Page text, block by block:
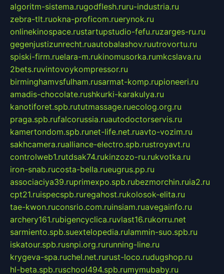
algoritm-sistema.rugodflesh.ruru-industria.ru
zebra-tlt.ruokna-proficom.ruerynok.ru
onlinekinospace.rustartupstudio-fefu.ruzarges-ru.ru
gegenjustizunrecht.ruautobalashov.ruutrovortu.ru
spiski-firm.ruelara-m.rukinomusorka.rumkcslava.ru
2bets.ruvintovoykompressor.ru
birminghamvsfulham.rusarmat-komp.rupioneeri.ru
amadis-chocolate.rushkurki-karakulya.ru
kanotiforet.spb.rututmassage.ruecolog.org.ru
praga.spb.rufalcorussia.ruautodoctorservis.ru
kamertondom.spb.runet-life.net.ruavto-vozim.ru
sakhcamera.rualliance-electro.spb.rustroyavt.ru
controlweb1.rutdsak74.rukinzozo-ru.rukvotka.ru
iron-snab.rucosta-bella.rueugrus.pp.ru
associaciya39.ruprimexpo.spb.rubezmorchin.ruia2.ru
cpt21.ruispecspb.ruregahost.rukolosok-elita.ru
tae-kwon.ruconsrio.com.ruinsiam.ruavegainfo.ru
archery161.rubigencyclica.ruvlast16.rukorru.net
sarmiento.spb.suextelopedia.rulammin-suo.spb.ru
iskatour.spb.rusnpi.org.rurunning-line.ru
krygeva-spa.ruchel.net.rurust-loco.rudugshop.ru
hl-beta.spb.ruschool494.spb.rumymubaby.ru